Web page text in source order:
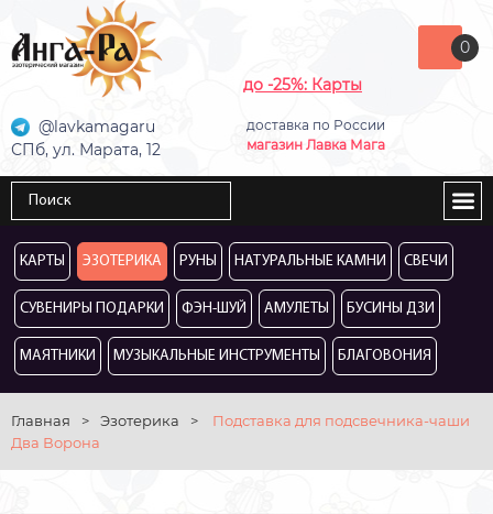
до -25%: Карты
доставка по России
магазин Лавка Мага
@lavkamagaru
СПб, ул. Марата, 12
0
КАРТЫ ЭЗОТЕРИКА РУНЫ НАТУРАЛЬНЫЕ КАМНИ СВЕЧИ
СУВЕНИРЫ ПОДАРКИ ФЭН-ШУЙ АМУЛЕТЫ БУСИНЫ ДЗИ
МАЯТНИКИ МУЗЫКАЛЬНЫЕ ИНСТРУМЕНТЫ БЛАГОВОНИЯ
Главная > Эзотерика >
Подставка для подсвечника-чаши
Два Ворона